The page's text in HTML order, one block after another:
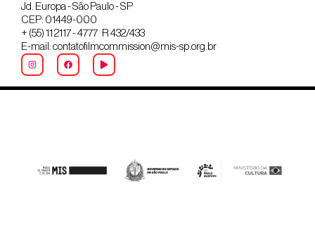
Jd. Europa - São Paulo - SP
CEP: 01449-000
+ (55) 11 2117 - 4777 R 432/433
E-mail: contatofilmcommission@mis-sp.org.br